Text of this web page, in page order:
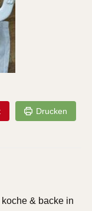
Drucken
& backe in